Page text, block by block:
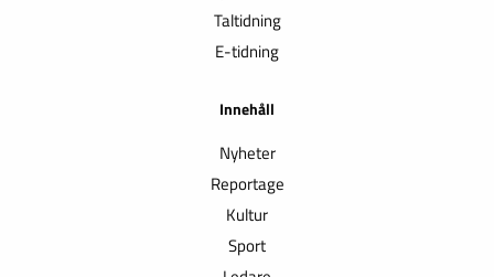
Taltidning
E-tidning
Innehåll
Nyheter
Reportage
Kultur
Sport